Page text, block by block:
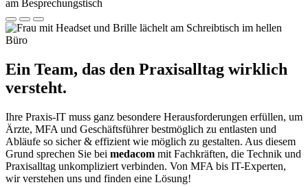
Ein Team, das den Praxisalltag wirklich
versteht.
Ihre Praxis-IT muss ganz besondere Herausforderungen erfüllen, um
Ärzte, MFA und Geschäftsführer bestmöglich zu entlasten und
Abläufe so sicher & effizient wie möglich zu gestalten. Aus diesem
Grund sprechen Sie bei medacom mit Fachkräften, die Technik und
Praxisalltag unkompliziert verbinden. Von MFA bis IT-Experten,
wir verstehen uns und finden eine Lösung!